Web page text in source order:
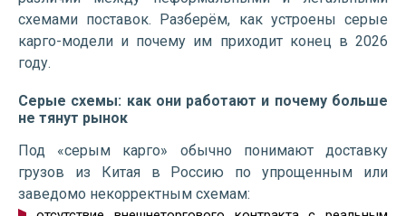
схемами поставок. Разберём, как устроены серые
карго-модели и почему им приходит конец в 2026
году.
Серые схемы: как они работают и почему больше
не тянут рынок
Под «серым карго» обычно понимают доставку
грузов из Китая в Россию по упрощенным или
заведомо некорректным схемам: